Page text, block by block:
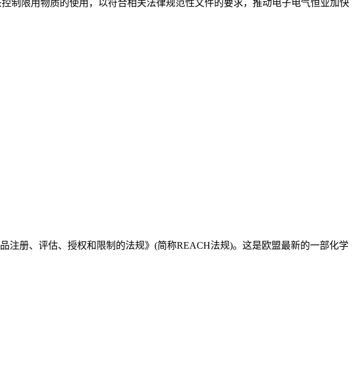
制限用物质的使用，以符合相关法律规范性文件的要求，推动电子电气恒业加快
注册、评估、授权和限制的法规》(简称REACH法规)。这是欧盟最新的一部化学